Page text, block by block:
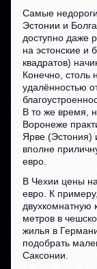
Самые
Эстонии и
доступно даже
на эстонские и
квадратов)
Конечно, столь
удалённостью
В то же время,
Воронеже
Ярве (Эстония)
вполне
евро.
В Чехии цены
евро. К
двухкомнатную
метров в
жилья в
подобрать
Саксонии.